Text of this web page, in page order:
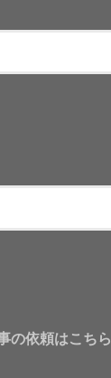
の依頼はこちら